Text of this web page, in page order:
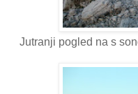
Jutranji pogled na s